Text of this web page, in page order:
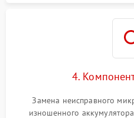
4.
Замена неисправного
изношенного